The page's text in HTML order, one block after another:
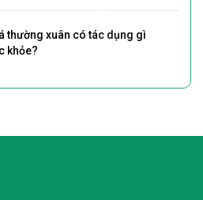
thường xuân có tác dụng gì
khỏe?